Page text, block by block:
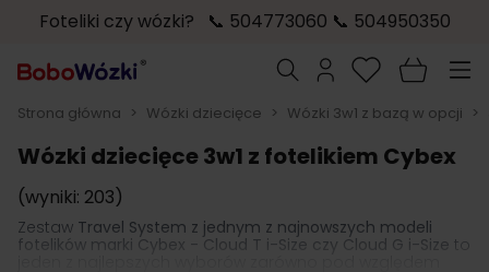
Foteliki czy wózki? 📞 504773060 📞 504950350
Szukaj
Strona główna > Wózki dziecięce > Wózki 3w1 z bazą w opcji >
Wózki dziecięce 3w1 z fotelikiem Cybex
(wyniki: 203)
Zestaw Travel System z jednym z najnowszych modeli
fotelików marki Cybex - Cloud T i-Size czy Cloud G i-Size to